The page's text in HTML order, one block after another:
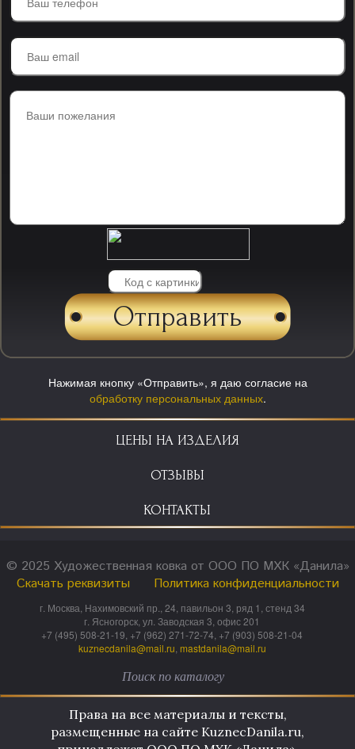
Нажимая кнопку «Отправить», я даю согласие на
обработку персональных данных.
ЦЕНЫ НА ИЗДЕЛИЯ
ОТЗЫВЫ
КОНТАКТЫ
© 2025 Художественная ковка от ООО ПО МХК «Данила»
Скачать реквизиты
Политика конфиденциальности
г. Москва, Нахимовский пр., 24, павильон 3, ряд 1, стенд 34
г. Ясногорск, ул. Заводская 3, офис 201
+7 (495) 508-21-19, +7 (962) 271-72-74, +7 (903) 508-21-04
kuznecdanila@mail.ru mastdanila@mail.ru
Права на все материалы и тексты,
размещенные на сайте KuznecDanila.ru,